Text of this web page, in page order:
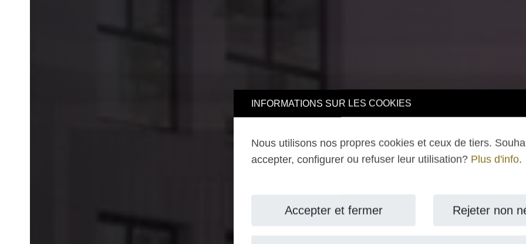
INFORMATIONS SUR LES COOKIES
Nous utilisons nos propres cookies et ceux de tiers. Souhaitez-
accepter, configurer ou refuser leur utilisation?Plus d'info.
Accepter et fermer Rejeter non